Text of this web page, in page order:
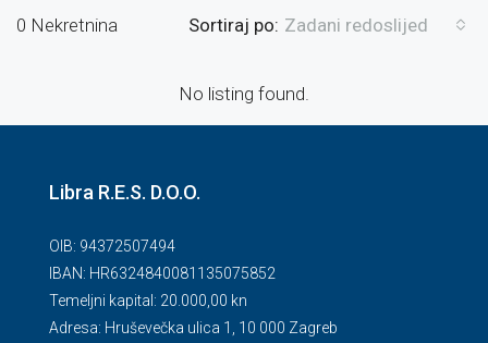
0 Nekretnina Sortiraj po: Zadani redoslijed
No listing found.
Libra R.E.S. D.O.O.
OIB: 94372507494
IBAN: HR6324840081135075852
Temeljni kapital: 20.000,00 kn
Adresa: Hruševečka ulica 1, 10 000 Zagreb